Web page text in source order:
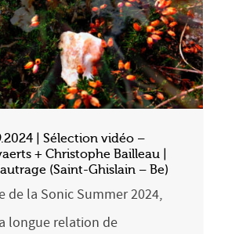
| Sélection vidéo –
+ Christophe Bailleau |
(Saint-Ghislain – Be)
de la Sonic Summer 2024,
longue relation de